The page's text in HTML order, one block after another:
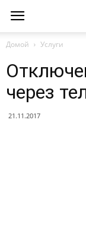
Домой Услуги
через
21.11.2017